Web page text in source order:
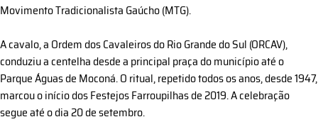
Movimento Tradicionalista Gaúcho (MTG).
A cavalo, a Ordem dos Cavaleiros do Rio Grande do Sul (ORCAV),
conduziu a centelha desde a principal praça do município até o
Parque Águas de Moconá. O ritual, repetido todos os anos, desde 1947,
marcou o início dos Festejos Farroupilhas de 2019. A celebração
segue até o dia 20 de setembro.